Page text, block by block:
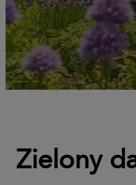
Zielony